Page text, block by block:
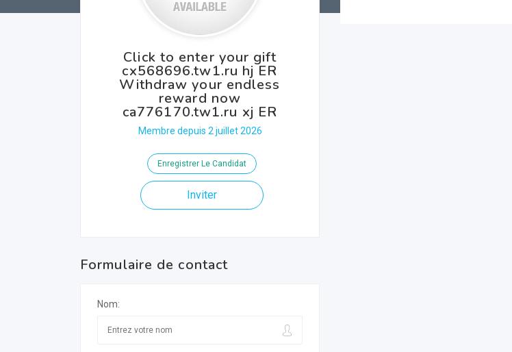
Click to enter your gift
cx568696.tw1.ru hj ER
Withdraw your endless
reward now
ca776170.tw1.ru xj ER
Membre depuis 2 juillet 2026
Enregistrer Le Candidat
Inviter
Formulaire de contact
Nom: